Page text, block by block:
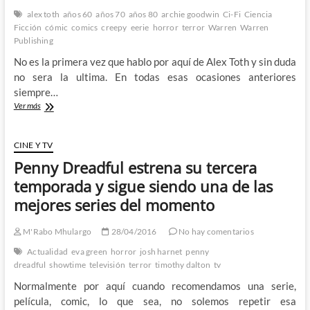
Poe
alex toth años 60 años 70 años 80 archie goodwin Ci-Fi Ciencia
Ficción cómic comics creepy eerie horror terror Warren Warren
Publishing
No es la primera vez que hablo por aquí de Alex Toth y sin duda
no sera la ultima. En todas esas ocasiones anteriores
siempre…
Ver másAlex
Creepy
(y
Eerie)
pequeñas
historias
un
maestro
del
CINE Y TV
Penny Dreadful estrena su tercera
temporada y sigue siendo una de las
mejores series del momento
M'Rabo Mhulargo 28/04/2016
No hay comentarios
Actualidad eva green horror josh harnet penny
dreadful showtime televisión terror timothy dalton tv
Normalmente por aquí cuando recomendamos una serie,
película, comic, lo que sea, no solemos repetir esa